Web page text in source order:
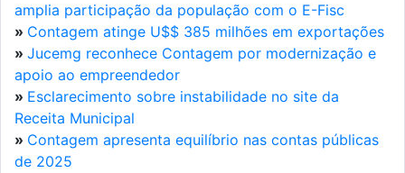
amplia participação da população com o E-Fisc
» Contagem atinge U$$ 385 milhões em exportações
» Jucemg reconhece Contagem por modernização e
apoio ao empreendedor
» Esclarecimento sobre instabilidade no site da
Receita Municipal
» Contagem apresenta equilíbrio nas contas públicas
de 2025